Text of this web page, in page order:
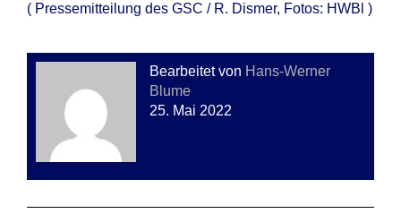
( Pressemitteilung des GSC / R. Dismer, Fotos: HWBl )
Bearbeitet von Hans-Werner
Blume
25. Mai 2022